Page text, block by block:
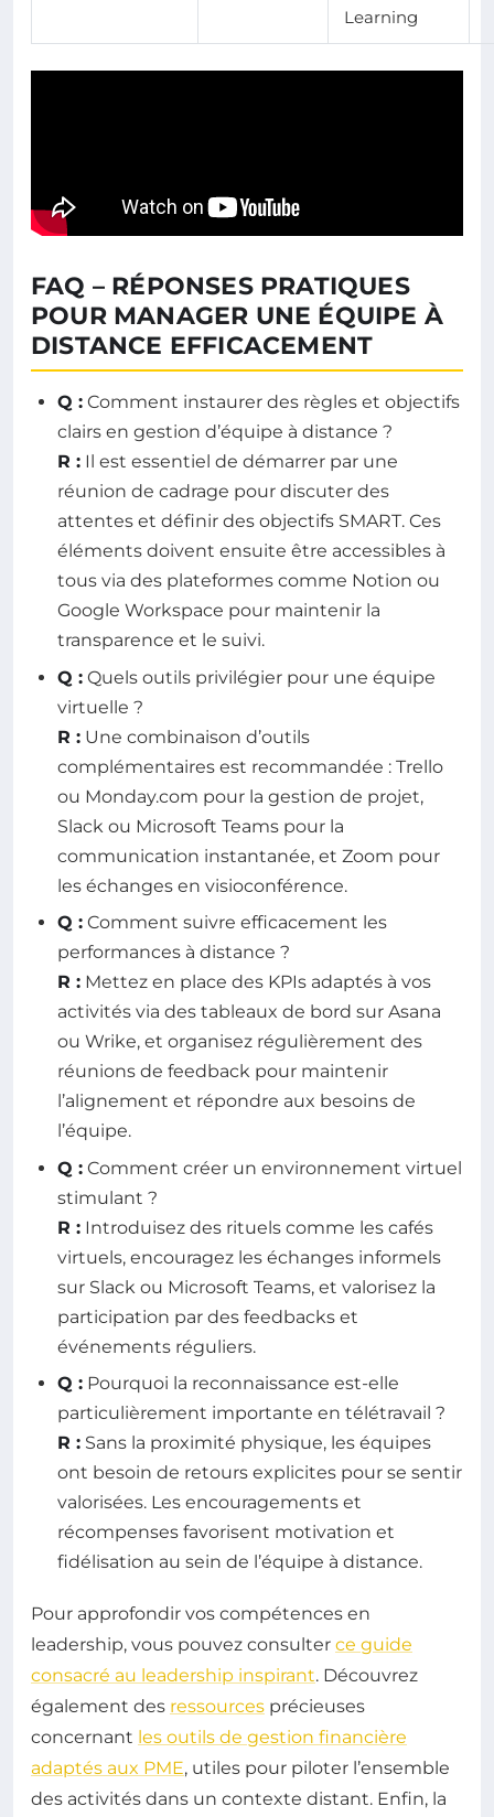
Learning
FAQ – RÉPONSES PRATIQUES
POUR MANAGER UNE ÉQUIPE À
DISTANCE EFFICACEMENT
Q : Comment instaurer des règles et objectifs
clairs en gestion d’équipe à distance ?
R : Il est essentiel de démarrer par une
réunion de cadrage pour discuter des
attentes et définir des objectifs SMART. Ces
éléments doivent ensuite être accessibles à
tous via des plateformes comme Notion ou
Google Workspace pour maintenir la
transparence et le suivi.
Q : Quels outils privilégier pour une équipe
virtuelle ?
R : Une combinaison d’outils
complémentaires est recommandée : Trello
ou Monday.com pour la gestion de projet,
Slack ou Microsoft Teams pour la
communication instantanée, et Zoom pour
les échanges en visioconférence.
Q : Comment suivre efficacement les
performances à distance ?
R : Mettez en place des KPIs adaptés à vos
activités via des tableaux de bord sur Asana
ou Wrike, et organisez régulièrement des
réunions de feedback pour maintenir
l’alignement et répondre aux besoins de
l’équipe.
Q : Comment créer un environnement virtuel
stimulant ?
R : Introduisez des rituels comme les cafés
virtuels, encouragez les échanges informels
sur Slack ou Microsoft Teams, et valorisez la
participation par des feedbacks et
événements réguliers.
Q : Pourquoi la reconnaissance est-elle
particulièrement importante en télétravail ?
R : Sans la proximité physique, les équipes
ont besoin de retours explicites pour se sentir
valorisées. Les encouragements et
récompenses favorisent motivation et
fidélisation au sein de l’équipe à distance.
Pour approfondir vos compétences en
leadership, vous pouvez consulter ce guide
consacré au leadership inspirant. Découvrez
également des ressources précieuses
concernant les outils de gestion financière
adaptés aux PME, utiles pour piloter l’ensemble
des activités dans un contexte distant. Enfin, la